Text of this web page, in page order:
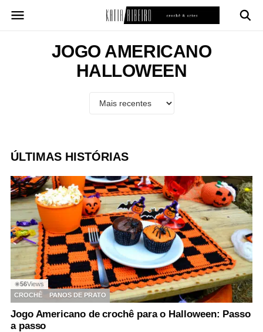
para
JOGO AMERICANO
HALLOWEEN
ÚLTIMAS HISTÓRIAS
◉56Views
CROCHÊ
PANOS DE PRATO
Jogo Americano de crochê para o Halloween: Passo
a passo